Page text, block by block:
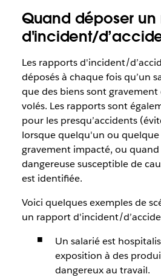
Quand déposer un
d'incident/
Les rapports d'incident/
déposés à chaque fois qu’un
que des biens sont
volés. Les rapports sont
pour les presqu’accidents
lorsque quelqu'un ou
gravement impacté, ou
dangereuse susceptible de
est identifiée.
Voici quelques exemples de
un rapport d'incident/
Un salarié est
exposition à des
dangereux au travail.